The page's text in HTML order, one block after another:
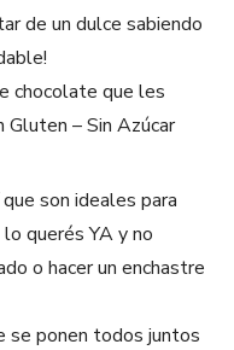
de un dulce sabiendo
chocolate que les
Gluten – Sin Azúcar
son ideales para
querés YA y no
o hacer un enchastre
se ponen todos juntos